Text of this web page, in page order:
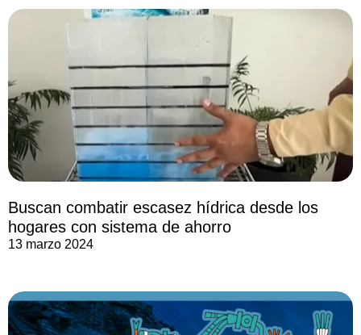
Buscan combatir escasez hídrica desde los
hogares con sistema de ahorro
13 marzo 2024